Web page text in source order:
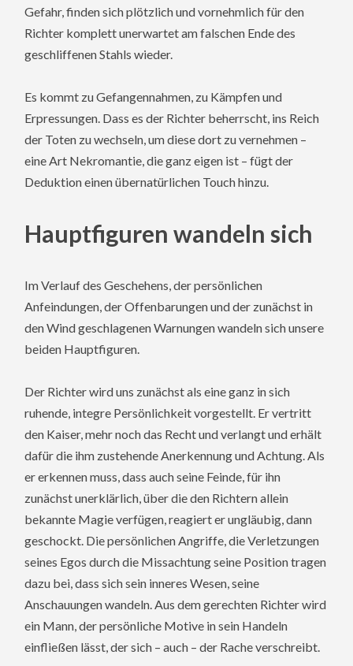
Gefahr, finden sich plötzlich und vornehmlich für den
Richter komplett unerwartet am falschen Ende des
geschliffenen Stahls wieder.
Es kommt zu Gefangennahmen, zu Kämpfen und
Erpressungen. Dass es der Richter beherrscht, ins Reich
der Toten zu wechseln, um diese dort zu vernehmen –
eine Art Nekromantie, die ganz eigen ist – fügt der
Deduktion einen übernatürlichen Touch hinzu.
Hauptfiguren wandeln sich
Im Verlauf des Geschehens, der persönlichen
Anfeindungen, der Offenbarungen und der zunächst in
den Wind geschlagenen Warnungen wandeln sich unsere
beiden Hauptfiguren.
Der Richter wird uns zunächst als eine ganz in sich
ruhende, integre Persönlichkeit vorgestellt. Er vertritt
den Kaiser, mehr noch das Recht und verlangt und erhält
dafür die ihm zustehende Anerkennung und Achtung. Als
er erkennen muss, dass auch seine Feinde, für ihn
zunächst unerklärlich, über die den Richtern allein
bekannte Magie verfügen, reagiert er ungläubig, dann
geschockt. Die persönlichen Angriffe, die Verletzungen
seines Egos durch die Missachtung seine Position tragen
dazu bei, dass sich sein inneres Wesen, seine
Anschauungen wandeln. Aus dem gerechten Richter wird
ein Mann, der persönliche Motive in sein Handeln
einfließen lässt, der sich – auch – der Rache verschreibt.